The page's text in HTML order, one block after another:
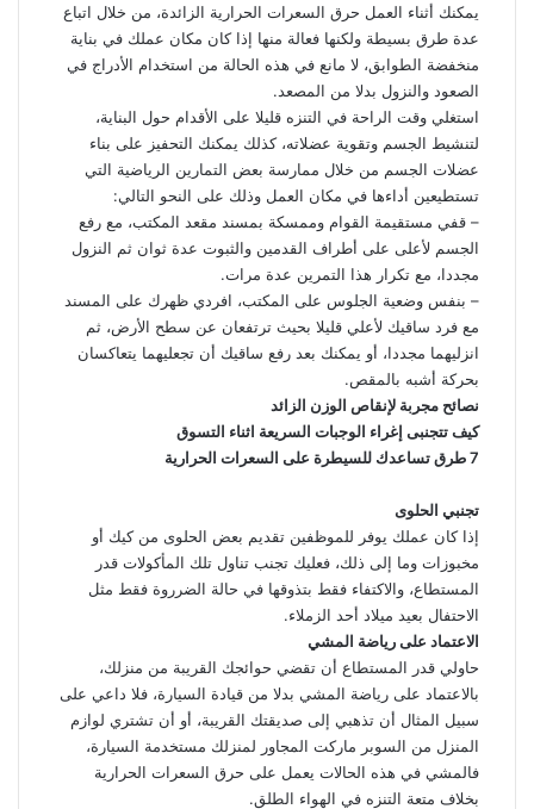
يمكنك أثناء العمل حرق السعرات الحرارية الزائدة، من خلال اتباع
عدة طرق بسيطة ولكنها فعالة منها إذا كان مكان عملك في بناية
منخفضة الطوابق، لا مانع في هذه الحالة من استخدام الأدراج في
الصعود والنزول بدلا من المصعد.
استغلي وقت الراحة في التنزه قليلا على الأقدام حول البناية،
لتنشيط الجسم وتقوية عضلاته، كذلك يمكنك التحفيز على بناء
عضلات الجسم من خلال ممارسة بعض التمارين الرياضية التي
تستطيعين أداءها في مكان العمل وذلك على النحو التالي:
– قفي مستقيمة القوام وممسكة بمسند مقعد المكتب، مع رفع
الجسم لأعلى على أطراف القدمين والثبوت عدة ثوان ثم النزول
مجددا، مع تكرار هذا التمرين عدة مرات.
– بنفس وضعية الجلوس على المكتب، افردي ظهرك على المسند
مع فرد ساقيك لأعلي قليلا بحيث ترتفعان عن سطح الأرض، ثم
انزليهما مجددا، أو يمكنك بعد رفع ساقيك أن تجعليهما يتعاكسان
بحركة أشبه بالمقص.
نصائح مجربة لإنقاص الوزن الزائد
كيف تتجنبى إغراء الوجبات السريعة اثناء التسوق
7 طرق تساعدك للسيطرة على السعرات الحرارية
تجنبي الحلوى
إذا كان عملك يوفر للموظفين تقديم بعض الحلوى من كيك أو
مخبوزات وما إلى ذلك، فعليك تجنب تناول تلك المأكولات قدر
المستطاع، والاكتفاء فقط بتذوقها في حالة الضرروة فقط مثل
الاحتفال بعيد ميلاد أحد الزملاء.
الاعتماد على رياضة المشي
حاولي قدر المستطاع أن تقضي حوائجك القريبة من منزلك،
بالاعتماد على رياضة المشي بدلا من قيادة السيارة، فلا داعي على
سبيل المثال أن تذهبي إلى صديقتك القريبة، أو أن تشتري لوازم
المنزل من السوبر ماركت المجاور لمنزلك مستخدمة السيارة،
فالمشي في هذه الحالات يعمل على حرق السعرات الحرارية
بخلاف متعة التنزه في الهواء الطلق.